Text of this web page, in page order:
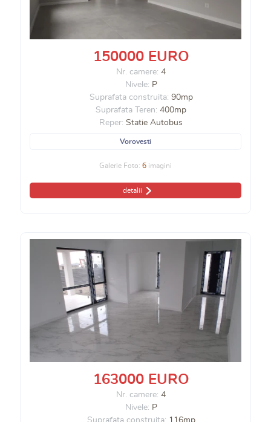
150000 EURO
Nr. camere: 4
Nivele: P
Suprafata construita: 90mp
Suprafata Teren: 400mp
Reper: Statie Autobus
Vorovesti
Galerie Foto: 6 imagini
detalii
163000 EURO
Nr. camere: 4
Nivele: P
Suprafata construita: 116mp